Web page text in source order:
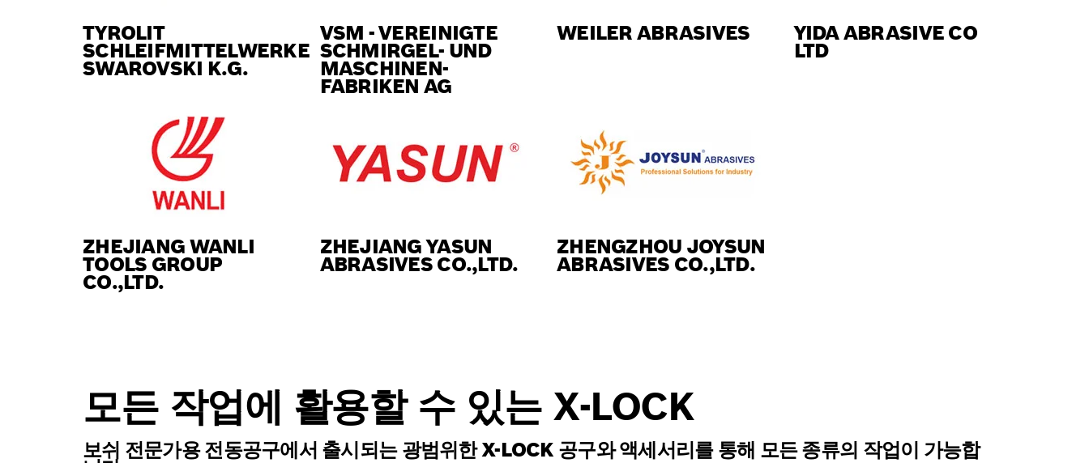
TYROLIT
SCHLEIFMITTELWERKE
SWAROVSKI K.G.
VSM - VEREINIGTE
SCHMIRGEL- UND
MASCHINEN-
FABRIKEN AG
WEILER ABRASIVES YIDA ABRASIVE CO
LTD
ZHEJIANG WANLI
TOOLS GROUP
CO.,LTD.
ZHEJIANG YASUN
ABRASIVES CO.,LTD.
ZHENGZHOU JOYSUN
ABRASIVES CO.,LTD.
모든 작업에 활용할 수 있는 X-LOCK
보쉬 전문가용 전동공구에서 출시되는 광범위한 X-LOCK 공구와 액세서리를 통해 모든 종류의 작업이 가능합